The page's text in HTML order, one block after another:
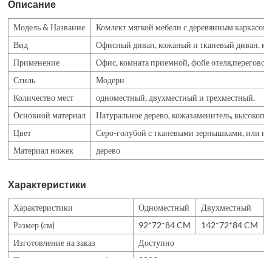
Описание
Модель & Название
Комлект мягкой мебели с деревянным
Вид
Офисный диван, кожаный и тканевый диван,
Применение
Офис, комната приемной, фойе
Стиль
Модерн
Количество мест
одноместный, двухместный и трехместный.
Основной материал
Натуральное дерево, кожазаменитель,
Цвет
Серо-голубой с тканевыми зернышками, или на
Материал ножек
дерево
Характеристики
Характеристики Одноместный Двухместный
Размер (см)
92*72*84 CM 142*72*84 CM
Изготовление на заказ
Доступно